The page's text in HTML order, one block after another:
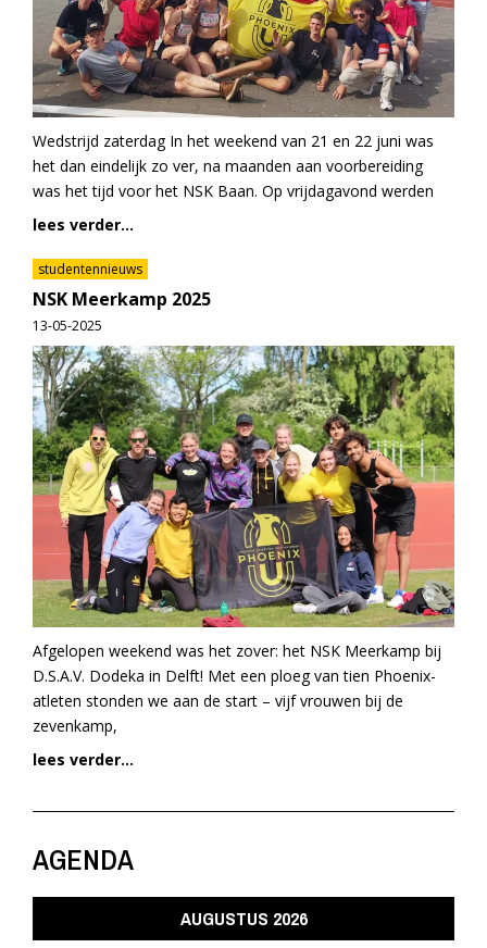
Wedstrijd zaterdag In het weekend van 21 en 22 juni was
het dan eindelijk zo ver, na maanden aan voorbereiding
was het tijd voor het NSK Baan. Op vrijdagavond werden
lees verder...
studentennieuws
NSK Meerkamp 2025
13-05-2025
Afgelopen weekend was het zover: het NSK Meerkamp bij
D.S.A.V. Dodeka in Delft! Met een ploeg van tien Phoenix-
atleten stonden we aan de start – vijf vrouwen bij de
zevenkamp,
lees verder...
AGENDA
AUGUSTUS 2026